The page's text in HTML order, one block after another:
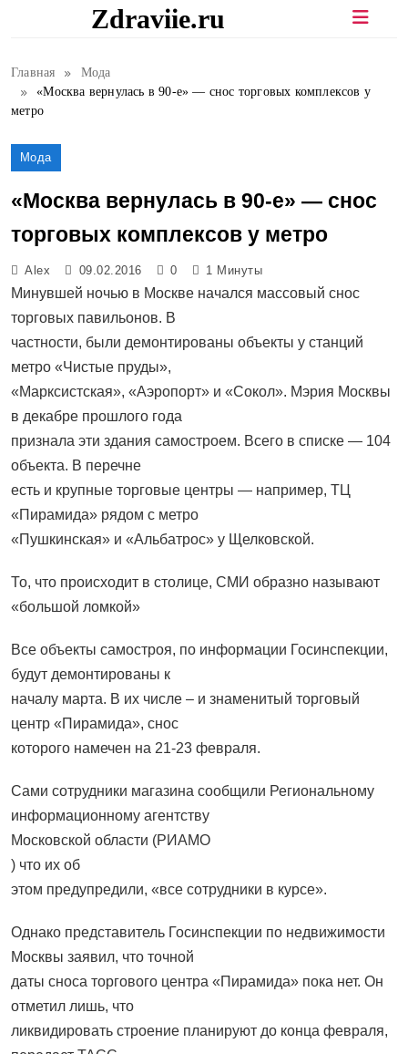
Zdraviie.ru
Главная
Мода
«Москва вернулась в 90-е» — снос торговых комплексов у
метро
Мода
«Москва вернулась в 90-е» — снос
торговых комплексов у метро
Alex 09.02.2016 0 1 Минуты
Минувшей ночью в Москве начался массовый снос
торговых павильонов. В
частности, были демонтированы объекты у станций
метро «Чистые пруды»,
«Марксистская», «Аэропорт» и «Сокол». Мэрия Москвы
в декабре прошлого года
признала эти здания самостроем. Всего в списке — 104
объекта. В перечне
есть и крупные торговые центры — например, ТЦ
«Пирамида» рядом с метро
«Пушкинская» и «Альбатрос» у Щелковской.
То, что происходит в столице, СМИ образно называют
«большой ломкой»
Все объекты самостроя, по информации Госинспекции,
будут демонтированы к
началу марта. В их числе – и знаменитый торговый
центр «Пирамида», снос
которого намечен на 21-23 февраля.
Сами сотрудники магазина сообщили Региональному
информационному агентству
Московской области (РИАМО
) что их об
этом предупредили, «все сотрудники в курсе».
Однако представитель Госинспекции по недвижимости
Москвы заявил, что точной
даты сноса торгового центра «Пирамида» пока нет. Он
отметил лишь, что
ликвидировать строение планируют до конца февраля,